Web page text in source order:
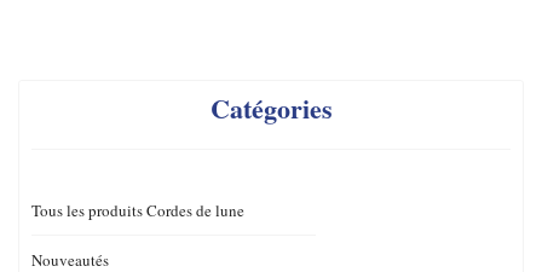
Catégories
Tous les produits Cordes de lune
Nouveautés